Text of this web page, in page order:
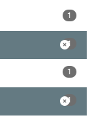
1
1
1
1